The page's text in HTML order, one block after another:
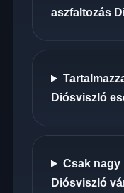
aszfaltozás
Diósviszló
Csak nagy
Diósviszló